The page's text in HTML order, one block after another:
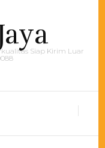
Siap Kirim Luar